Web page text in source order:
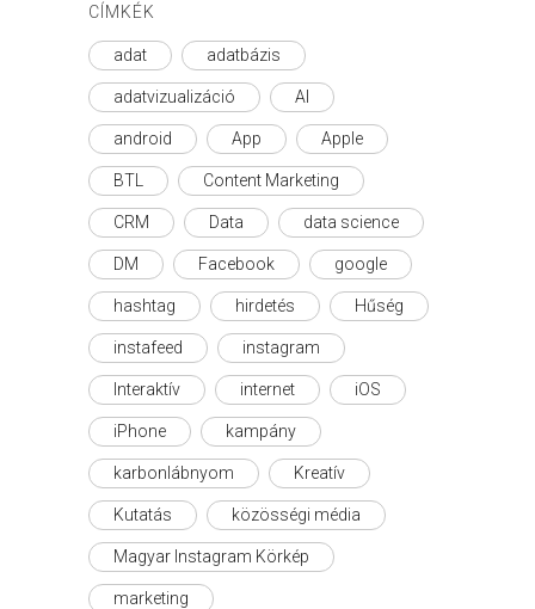
CÍMKÉK
adat adatbázis
adatvizualizáció AI
android App Apple
BTL Content Marketing
CRM Data data science
DM Facebook google
hashtag hirdetés Hűség
instafeed instagram
Interaktív internet iOS
iPhone kampány
karbonlábnyom Kreatív
Kutatás közösségi média
Magyar Instagram Körkép
marketing